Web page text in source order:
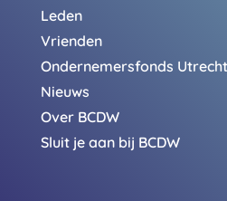
Leden
Vrienden
Ondernemersfonds Utrecht
Nieuws
Over BCDW
Sluit je aan bij BCDW